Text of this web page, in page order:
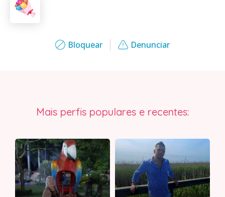
Bloquear Denunciar
Mais perfis populares e recentes: